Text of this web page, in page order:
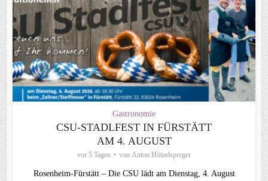
Gastronomie
CSU‑STADLFEST IN FÜRSTÄTT
AM 4. AUGUST
vor 5 Tagen von Anton Hötzelsperger
Rosenheim‑Fürstätt – Die CSU lädt am Dienstag, 4. August